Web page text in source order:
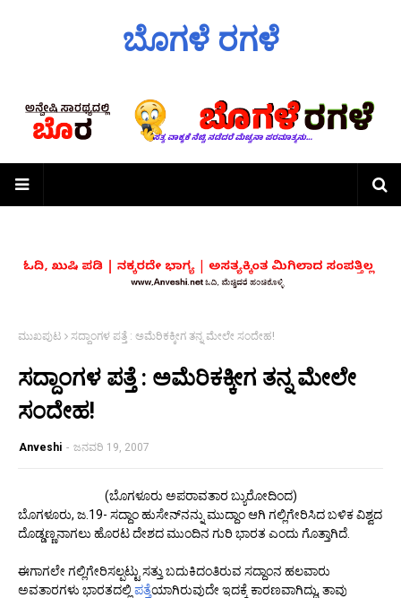
ಬೊಗಳೆ ರಗಳೆ
ಮುಖಪುಟ ಸದ್ದಾಂಗಳ ಪತ್ತೆ : ಅಮೆರಿಕಕ್ಕೀಗ ತನ್ನ ಮೇಲೇ ಸಂದೇಹ!
ಸದ್ದಾಂಗಳ ಪತ್ತೆ : ಅಮೆರಿಕಕ್ಕೀಗ ತನ್ನ ಮೇಲೇ
ಸಂದೇಹ!
Anveshi - ಜನವರಿ 19, 2007
(ಬೊಗಳೂರು ಅಪರಾವತಾರ ಬ್ಯುರೋದಿಂದ)
ಬೊಗಳೂರು, ಜ.19- ಸದ್ದಾಂ ಹುಸೇನ್‌ನನ್ನು ಮುದ್ದಾಂ ಆಗಿ ಗಲ್ಲಿಗೇರಿಸಿದ ಬಳಿಕ ವಿಶ್ವದ
ದೊಡ್ಡಣ್ಣನಾಗಲು ಹೊರಟ ದೇಶದ ಮುಂದಿನ ಗುರಿ ಭಾರತ ಎಂದು ಗೊತ್ತಾಗಿದೆ.
ಈಗಾಗಲೇ ಗಲ್ಲಿಗೇರಿಸಲ್ಪಟ್ಟು ಸತ್ತು ಬದುಕಿದಂತಿರುವ ಸದ್ದಾಂನ ಹಲವಾರು
ಅವತಾರಗಳು ಭಾರತದಲ್ಲಿ ಪತ್ತೆಯಾಗಿರುವುದೇ ಇದಕ್ಕೆ ಕಾರಣವಾಗಿದ್ದು, ತಾವು